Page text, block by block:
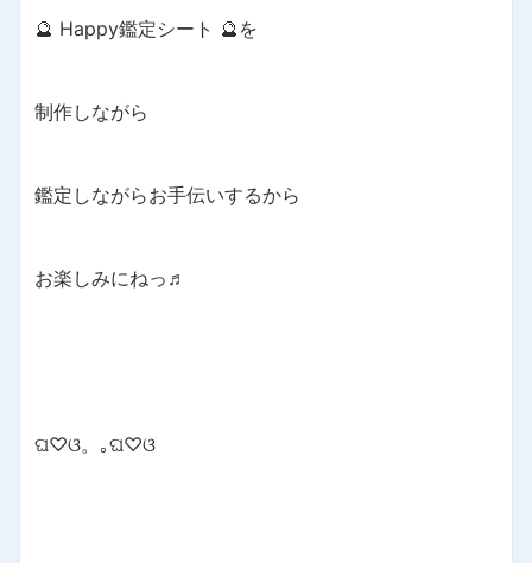
🔮 Happy鑑定シート 🔮を
制作しながら
鑑定しながらお手伝いするから
お楽しみにねっ♬
ଘ♡ଓ。｡ଘ♡ଓ